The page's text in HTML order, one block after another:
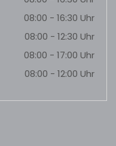
08:00 - 16:30 Uhr
08:00 - 12:30 Uhr
08:00 - 17:00 Uhr
08:00 - 12:00 Uhr